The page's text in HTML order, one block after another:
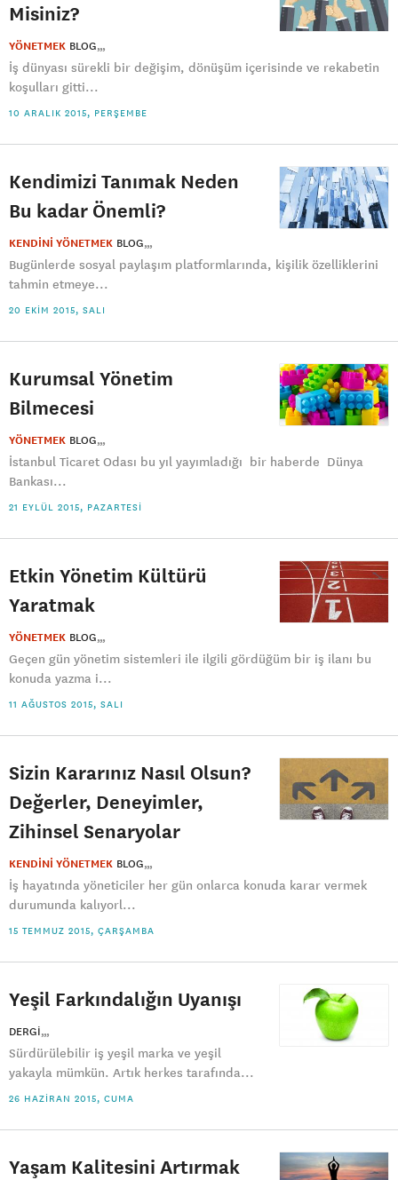
Misiniz?
YÖNETMEK BLOG
İş dünyası sürekli bir değişim, dönüşüm içerisinde ve rekabetin
koşulları gitti...
10 ARALIK 2015, PERŞEMBE
Kendimizi Tanımak Neden
Bu kadar Önemli?
KENDİNİ YÖNETMEK BLOG
Bugünlerde sosyal paylaşım platformlarında, kişilik özelliklerini
tahmin etmeye...
20 EKIM 2015, SALI
Kurumsal Yönetim
Bilmecesi
YÖNETMEK BLOG
İstanbul Ticaret Odası bu yıl yayımladığı bir haberde Dünya
Bankası...
21 EYLÜL 2015, PAZARTESI
Etkin Yönetim Kültürü
Yaratmak
YÖNETMEK BLOG
Geçen gün yönetim sistemleri ile ilgili gördüğüm bir iş ilanı bu
konuda yazma i...
11 AĞUSTOS 2015, SALI
Sizin Kararınız Nasıl Olsun?
Değerler, Deneyimler,
Zihinsel Senaryolar
KENDİNİ YÖNETMEK BLOG
İş hayatında yöneticiler her gün onlarca konuda karar vermek
durumunda kalıyorl...
15 TEMMUZ 2015, ÇARŞAMBA
Yeşil Farkındalığın Uyanışı
DERGI
Sürdürülebilir iş yeşil marka ve yeşil
yakayla mümkün. Artık herkes tarafında...
26 HAZIRAN 2015, CUMA
Yaşam Kalitesini Artırmak